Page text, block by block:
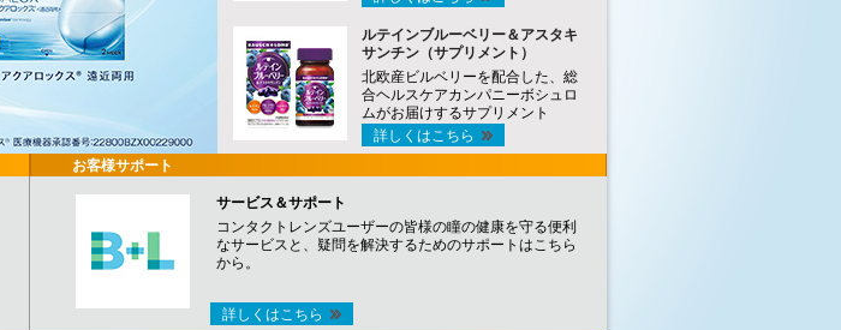
ルテインブルーベリー＆アスタキ
サンチン（サプリメント）
北欧産ビルベリーを配合した、総
合ヘルスケアカンパニーボシュロ
ムがお届けするサプリメント
詳しくはこちら
お客様サポート
サービス＆サポート
コンタクトレンズユーザーの皆様の瞳の健康を守る便利
なサービスと、疑問を解決するためのサポートはこちら
から。
詳しくはこちら